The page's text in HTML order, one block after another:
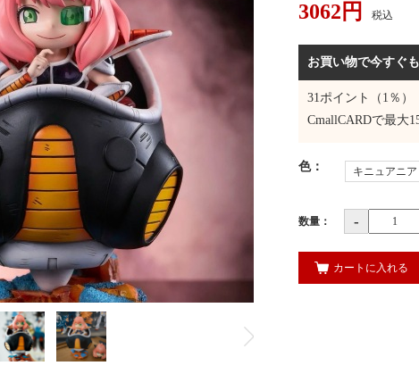
3062 円 税込
お買い物で今すぐ
31ポイント（1％）
CmallCARDで最大
色： キニュアニア
数量： -
カートに入れる